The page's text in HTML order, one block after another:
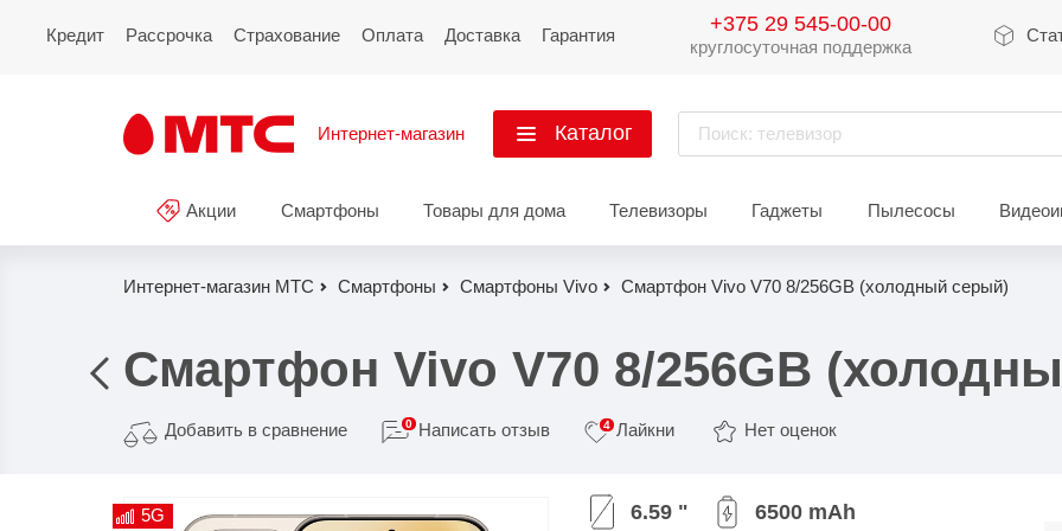
Кредит Рассрочка Страхование Оплата Доставка Гарантия +375 29 545-00-00
круглосуточная поддержка
Интернет-магазин Каталог Поиск: телевизор
Акции
Смартфоны
Смартфоны
Xiaomi 15
Xiaomi 14
Redmi 15
Redmi Note 15
Redmi 14
Показать еще
iPhone 16
iPhone 15
iPhone 14
Показать еще
Galaxy Z
Восстановленные
смартфоны
Акции Смартфоны Товары для дома Телевизоры Гаджеты Пылесосы
Интернет-магазин МТС Смартфоны Смартфоны Vivo Смартфон Vivo V70 8/256GB (холодный серый)
Смартфон Vivo V70 8/256GB
Добавить в сравнение 0 Написать отзыв 4 Лайкни Нет оценок
5G 6.59 " 6500 mAh